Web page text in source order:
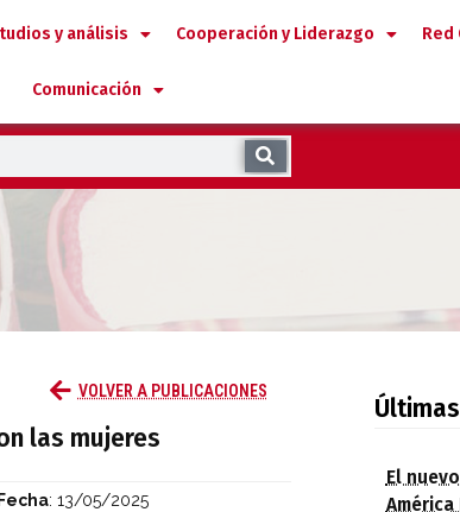
y análisis Cooperación y Liderazgo Red
Comunicación
con las mujeres
VOLVER A PUBLICACIONES
las mujeres
Fecha: 13/05/2025
El